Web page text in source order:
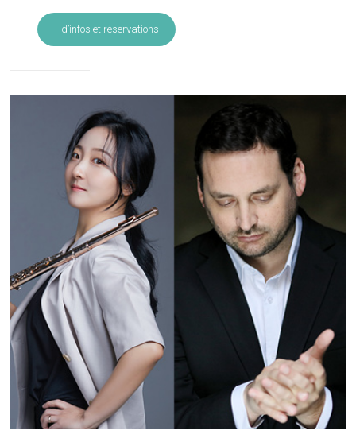
+ d’infos et réservations